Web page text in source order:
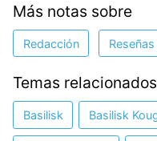
Más notas sobre
Redacción
Temas relacionados
Basilisk Basilisk